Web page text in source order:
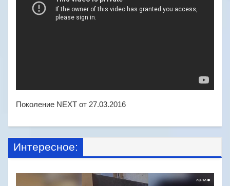
Поколение NEXT от 27.03.2016
Интересное: